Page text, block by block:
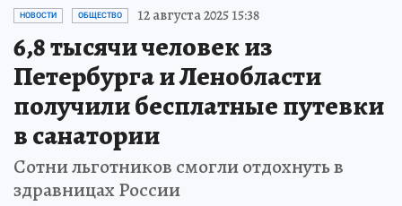
НОВОСТИ ОБЩЕСТВО 12 августа 2025 15:38
6,8 тысячи человек из
Петербурга и Ленобласти
получили бесплатные путевки
в санатории
Сотни льготников смогли отдохнуть в
здравницах России